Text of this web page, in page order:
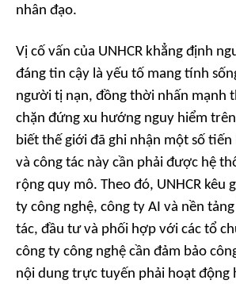
nhân đạo.
Vị cố vấn của UNHCR khẳng định
đáng tin cậy là yếu tố mang tính
người tị nạn, đồng thời nhấn mạnh
chặn đứng xu hướng nguy hiểm
biết thế giới đã ghi nhận một số tiến
và công tác này cần phải được hệ
rộng quy mô. Theo đó, UNHCR kêu
ty công nghệ, công ty AI và nền
tác, đầu tư và phối hợp với các tổ
công ty công nghệ cần đảm bảo
nội dung trực tuyến phải hoạt động